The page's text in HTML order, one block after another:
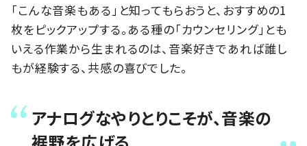
「こんな音楽もある」と知ってもらおうと、おすすめの1
枚をピックアップする。ある種の「カウンセリング」とも
いえる作業から生まれるのは、音楽好きであれば誰し
もが経験する、共感の喜びでした。
アナログなやりとりこそが、音楽の